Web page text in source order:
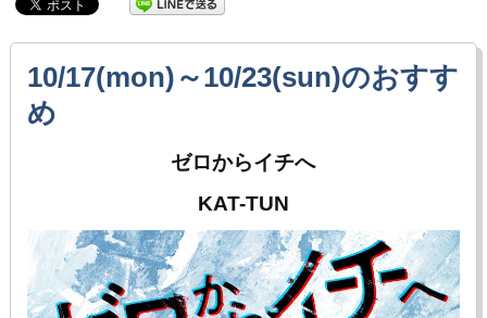
10/17(mon)～10/23(sun)のおすす
め
ゼロからイチへ
KAT-TUN